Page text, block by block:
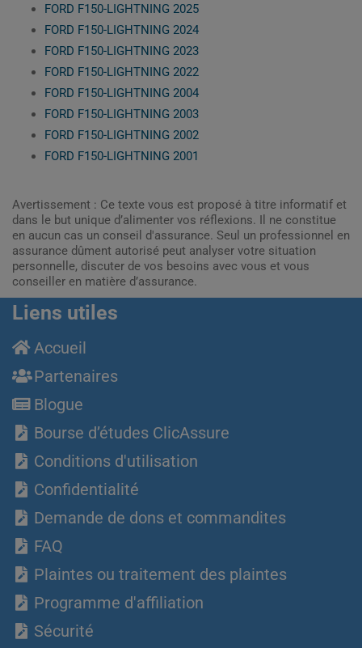
FORD F150-LIGHTNING 2025
FORD F150-LIGHTNING 2024
FORD F150-LIGHTNING 2023
FORD F150-LIGHTNING 2022
FORD F150-LIGHTNING 2004
FORD F150-LIGHTNING 2003
FORD F150-LIGHTNING 2002
FORD F150-LIGHTNING 2001
Avertissement : Ce texte vous est proposé à titre informatif et
dans le but unique d’alimenter vos réflexions. Il ne constitue
en aucun cas un conseil d'assurance. Seul un professionnel en
assurance dûment autorisé peut analyser votre situation
personnelle, discuter de vos besoins avec vous et vous
conseiller en matière d’assurance.
Liens utiles
Accueil
Partenaires
Blogue
Bourse d’études ClicAssure
Conditions d'utilisation
Confidentialité
Demande de dons et commandites
FAQ
Plaintes ou traitement des plaintes
Programme d'affiliation
Sécurité